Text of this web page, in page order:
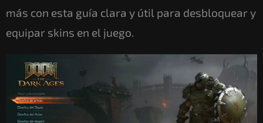
más con esta guía clara y útil para desbloquear y
equipar skins en el juego.